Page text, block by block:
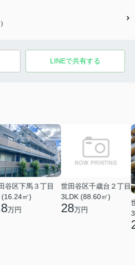
)
LINEで共有する
谷区下馬３丁目
(16.24㎡)
万円
世田谷区千歳台２丁目
3LDK (88.60㎡)
28万円